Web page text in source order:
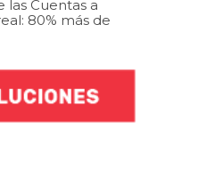
las Cuentas a
80% más de